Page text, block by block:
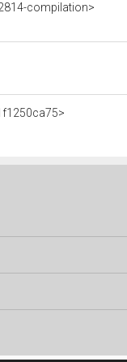
compilation>